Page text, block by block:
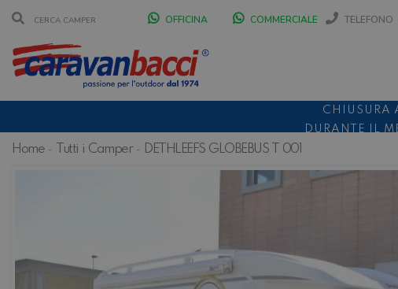
OFFICINA COMMERCIALE TELEFONO
CHIUSURA
DURANTE IL
Home Tutti i Camper DETHLEEFS GLOBEBUS T 001